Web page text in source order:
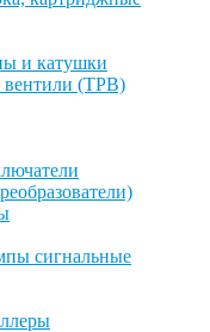
и катушки
вентили (ТРВ)
сигнальные